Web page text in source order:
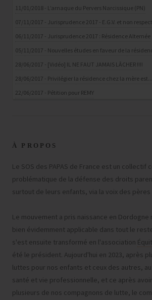
11/01/2018 - L’arnaque du Pervers Narcissique (PN)
07/11/2017 - Jurisprudence 2017 - E.G.V. et non respect
06/11/2017 - Jurisprudence 2017 : Résidence Alternée
05/11/2017 - Nouvelles études en faveur de la
28/06/2017 - [Vidéo] IL NE FAUT JAMAIS LÂCHER !!!!
28/06/2017 - Privilégier la résidence chez la mère est...
22/06/2017 - Pétition pour REMY
À PROPOS
Le SOS des PAPAS de France est un collectif
problématique de la défense des droits
surtout de leurs enfants, via la voix des pères
Le mouvement a pris naissance en
bien évidemment applicable dans tout le
s'est ensuite transformé en l'association
été le président. Aujourd'hui en 2023, après
luttes pour nos enfants et ceux des autres,
santé et vie professionnelle, et ce après
plusieurs de nos compagnons de lutte, le